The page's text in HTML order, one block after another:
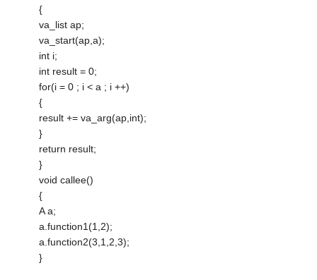
{
va_list ap;
va_start(ap,a);
int i;
int result = 0;
for(i = 0 ; i < a ; i ++)
{
result += va_arg(ap,int);
}
return result;
}
void callee()
{
A a;
a.function1(1,2);
a.function2(3,1,2,3);
}